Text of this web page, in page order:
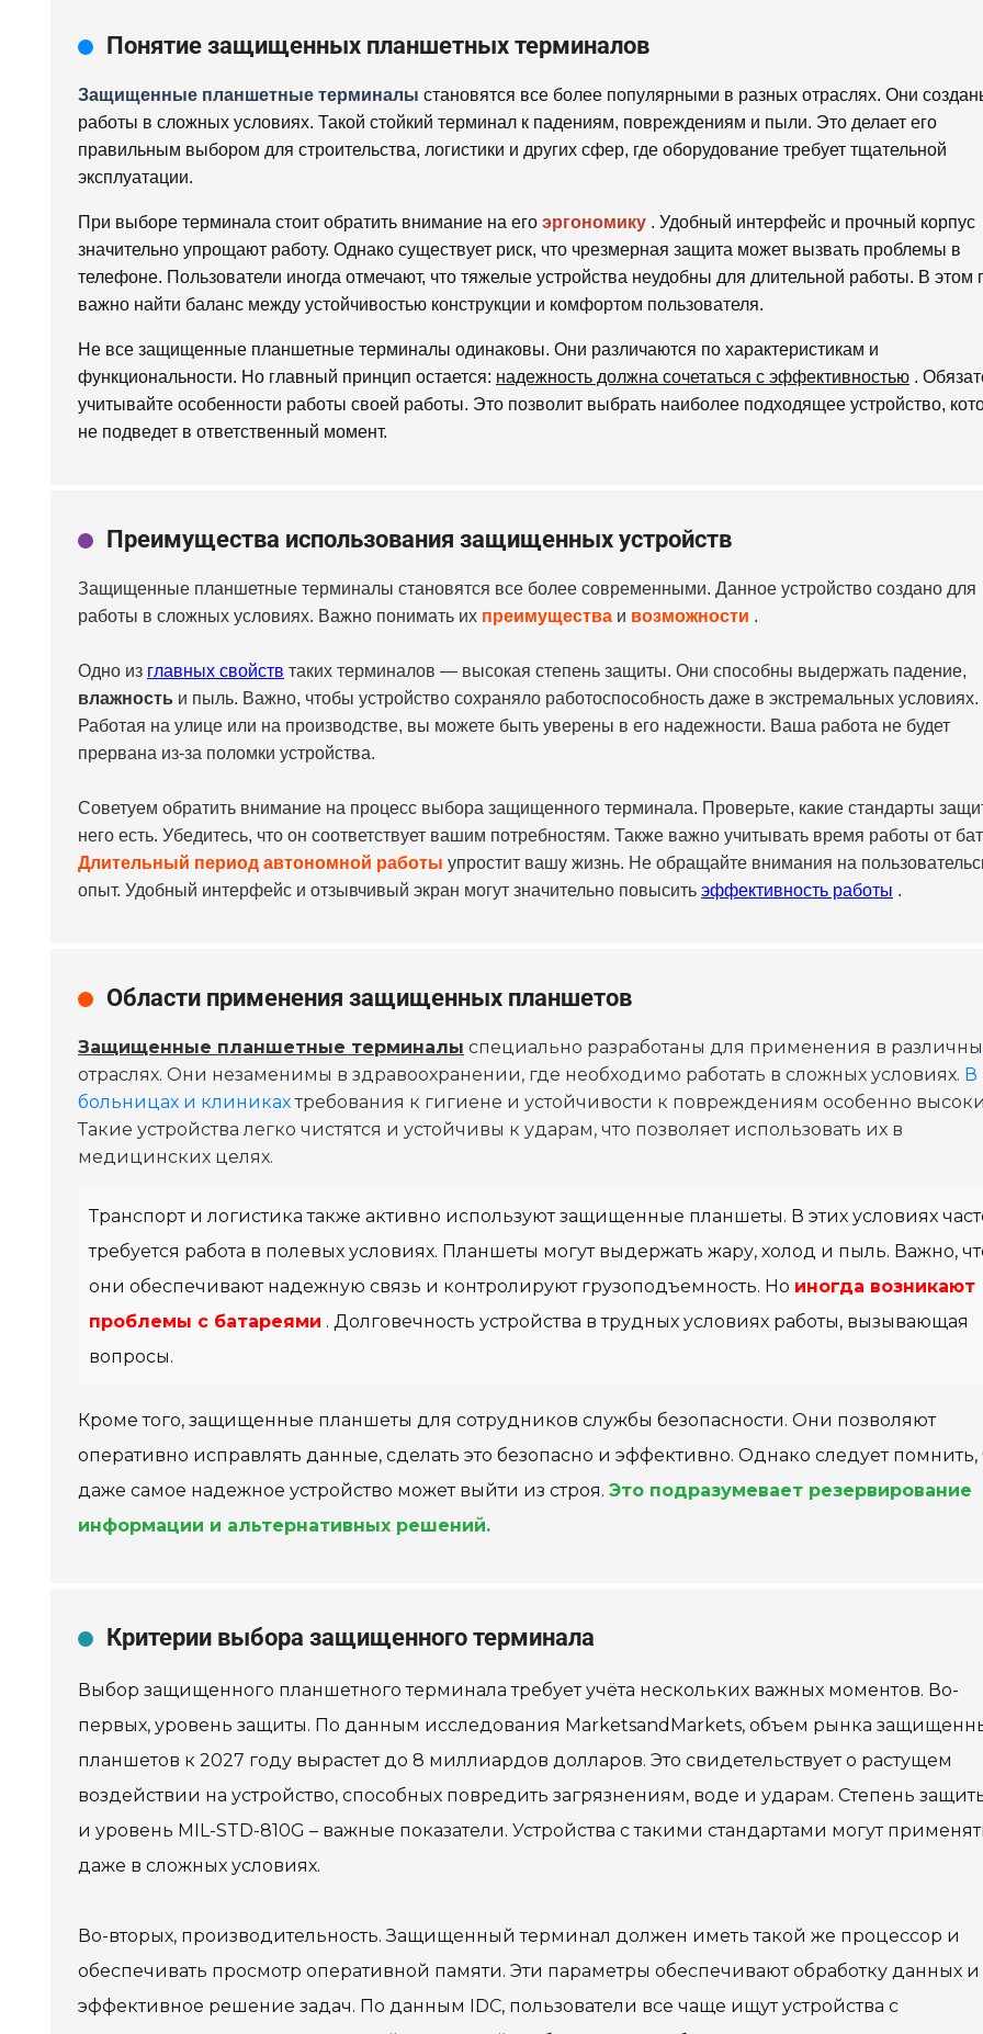
Понятие защищенных планшетных терминалов
Защищенные планшетные терминалы становятся все более популярными в разных отраслях. Они
работы в сложных условиях. Такой стойкий терминал к падениям, повреждениям и пыли. Это делает его
правильным выбором для строительства, логистики и других сфер, где оборудование требует тщательной
эксплуатации.
При выборе терминала стоит обратить внимание на его эргономику . Удобный интерфейс и прочный корпус
значительно упрощают работу. Однако существует риск, что чрезмерная защита может вызвать проблемы в
телефоне. Пользователи иногда отмечают, что тяжелые устройства неудобны для длительной работы. В этом
важно найти баланс между устойчивостью конструкции и комфортом пользователя.
Не все защищенные планшетные терминалы одинаковы. Они различаются по характеристикам и
функциональности. Но главный принцип остается: надежность должна сочетаться с эффективностью .
учитывайте особенности работы своей работы. Это позволит выбрать наиболее подходящее устройство,
не подведет в ответственный момент.
Преимущества использования защищенных устройств
Защищенные планшетные терминалы становятся все более современными. Данное устройство создано для
работы в сложных условиях. Важно понимать их преимущества и возможности .
Одно из главных свойств таких терминалов — высокая степень защиты. Они способны выдержать падение,
влажность и пыль. Важно, чтобы устройство сохраняло работоспособность даже в экстремальных условиях.
Работая на улице или на производстве, вы можете быть уверены в его надежности. Ваша работа не будет
прервана из-за поломки устройства.
Советуем обратить внимание на процесс выбора защищенного терминала. Проверьте, какие стандарты
него есть. Убедитесь, что он соответствует вашим потребностям. Также важно учитывать время работы от
Длительный период автономной работы упростит вашу жизнь. Не обращайте внимания на
опыт. Удобный интерфейс и отзывчивый экран могут значительно повысить эффективность работы .
Области применения защищенных планшетов
Защищенные планшетные терминалы специально разработаны для применения в
отраслях. Они незаменимы в здравоохранении, где необходимо работать в сложных условиях. В
больницах и клиникахтребования к гигиене и устойчивости к повреждениям особенно
Такие устройства легко чистятся и устойчивы к ударам, что позволяет использовать их в
медицинских целях.
Транспорт и логистика также активно используют защищенные планшеты. В этих условиях
требуется работа в полевых условиях. Планшеты могут выдержать жару, холод и пыль. Важно,
они обеспечивают надежную связь и контролируют грузоподъемность. Но иногда возникают
проблемы с батареями . Долговечность устройства в трудных условиях работы, вызывающая
вопросы.
Кроме того, защищенные планшеты для сотрудников службы безопасности. Они позволяют
оперативно исправлять данные, сделать это безопасно и эффективно. Однако следует помнить,
даже самое надежное устройство может выйти из строя. Это подразумевает резервирование
информации и альтернативных решений.
Критерии выбора защищенного терминала
Выбор защищенного планшетного терминала требует учёта нескольких важных моментов. Во-
первых, уровень защиты. По данным исследования MarketsandMarkets, объем рынка
планшетов к 2027 году вырастет до 8 миллиардов долларов. Это свидетельствует о растущем
воздействии на устройство, способных повредить загрязнениям, воде и ударам. Степень
и уровень MIL-STD-810G – важные показатели. Устройства с такими стандартами могут
даже в сложных условиях.
Во-вторых, производительность. Защищенный терминал должен иметь такой же процессор и
обеспечивать просмотр оперативной памяти. Эти параметры обеспечивают обработку данных и
эффективное решение задач. По данным IDC, пользователи все чаще ищут устройства с